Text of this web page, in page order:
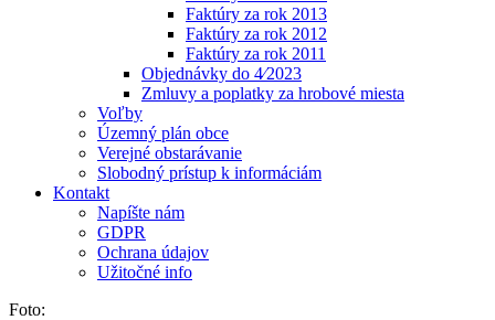
Faktúry za rok 2013
Faktúry za rok 2012
Faktúry za rok 2011
Objednávky do 4⁄2023
Zmluvy a poplatky za hrobové miesta
Voľby
Územný plán obce
Verejné obstarávanie
Slobodný prístup k informáciám
Kontakt
Napíšte nám
GDPR
Ochrana údajov
Užitočné info
Foto: